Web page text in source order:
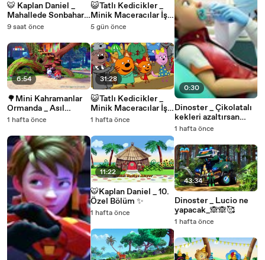
🐯 Kaplan Daniel _
Mahallede Sonbahar
Kutlaması🍂_ Süper
9 saat önce
6:54
🌳Mini Kahramanlar
Ormanda _ Asıl
Hikayeler✨ _ 26.
1 hafta önce
😺Tatlı Kedicikler _
Minik Maceracılar İş
Başında #13 ✨🥰
5 gün önce
31:28
😺Tatlı Kedicikler _
Minik Maceracılar İş
Başında #9 ✨🥰
1 hafta önce
11:22
🐯Kaplan Daniel _ 10.
Özel Bölüm ✨
1 hafta önce
0:30
Dinoster _ Çikolatalı
kekleri azaltırsan
daha iyi olur Lucio🥰
1 hafta önce
43:34
Dinoster _ Lucio ne
yapacak_🙈🙈🥰
1 hafta önce